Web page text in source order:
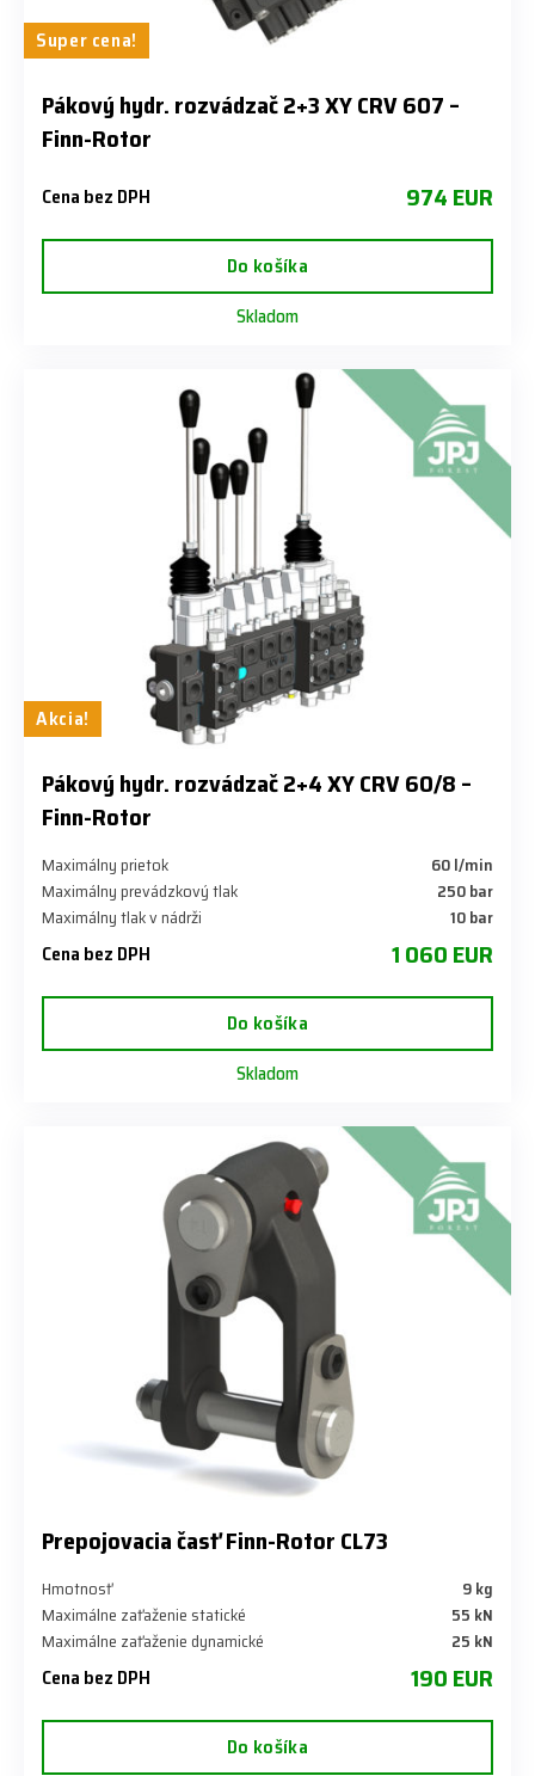
Super cena!
Pákový hydr. rozvádzač 2+3 XY CRV 607 –
Finn-Rotor
Cena bez DPH 974 EUR
Do košíka
Skladom
Akcia!
​Pákový hydr. rozvádzač 2+4 XY CRV 60/8 –
Finn-Rotor
Maximálny prietok
60 l/min
Maximálny prevádzkový tlak
250 bar
Maximálny tlak v nádrži
10 bar
Cena bez DPH 1 060 EUR
Do košíka
Skladom
Prepojovacia časť Finn-Rotor CL73
Hmotnosť
9 kg
Maximálne zaťaženie statické
55 kN
Maximálne zaťaženie dynamické
25 kN
Cena bez DPH 190 EUR
Do košíka